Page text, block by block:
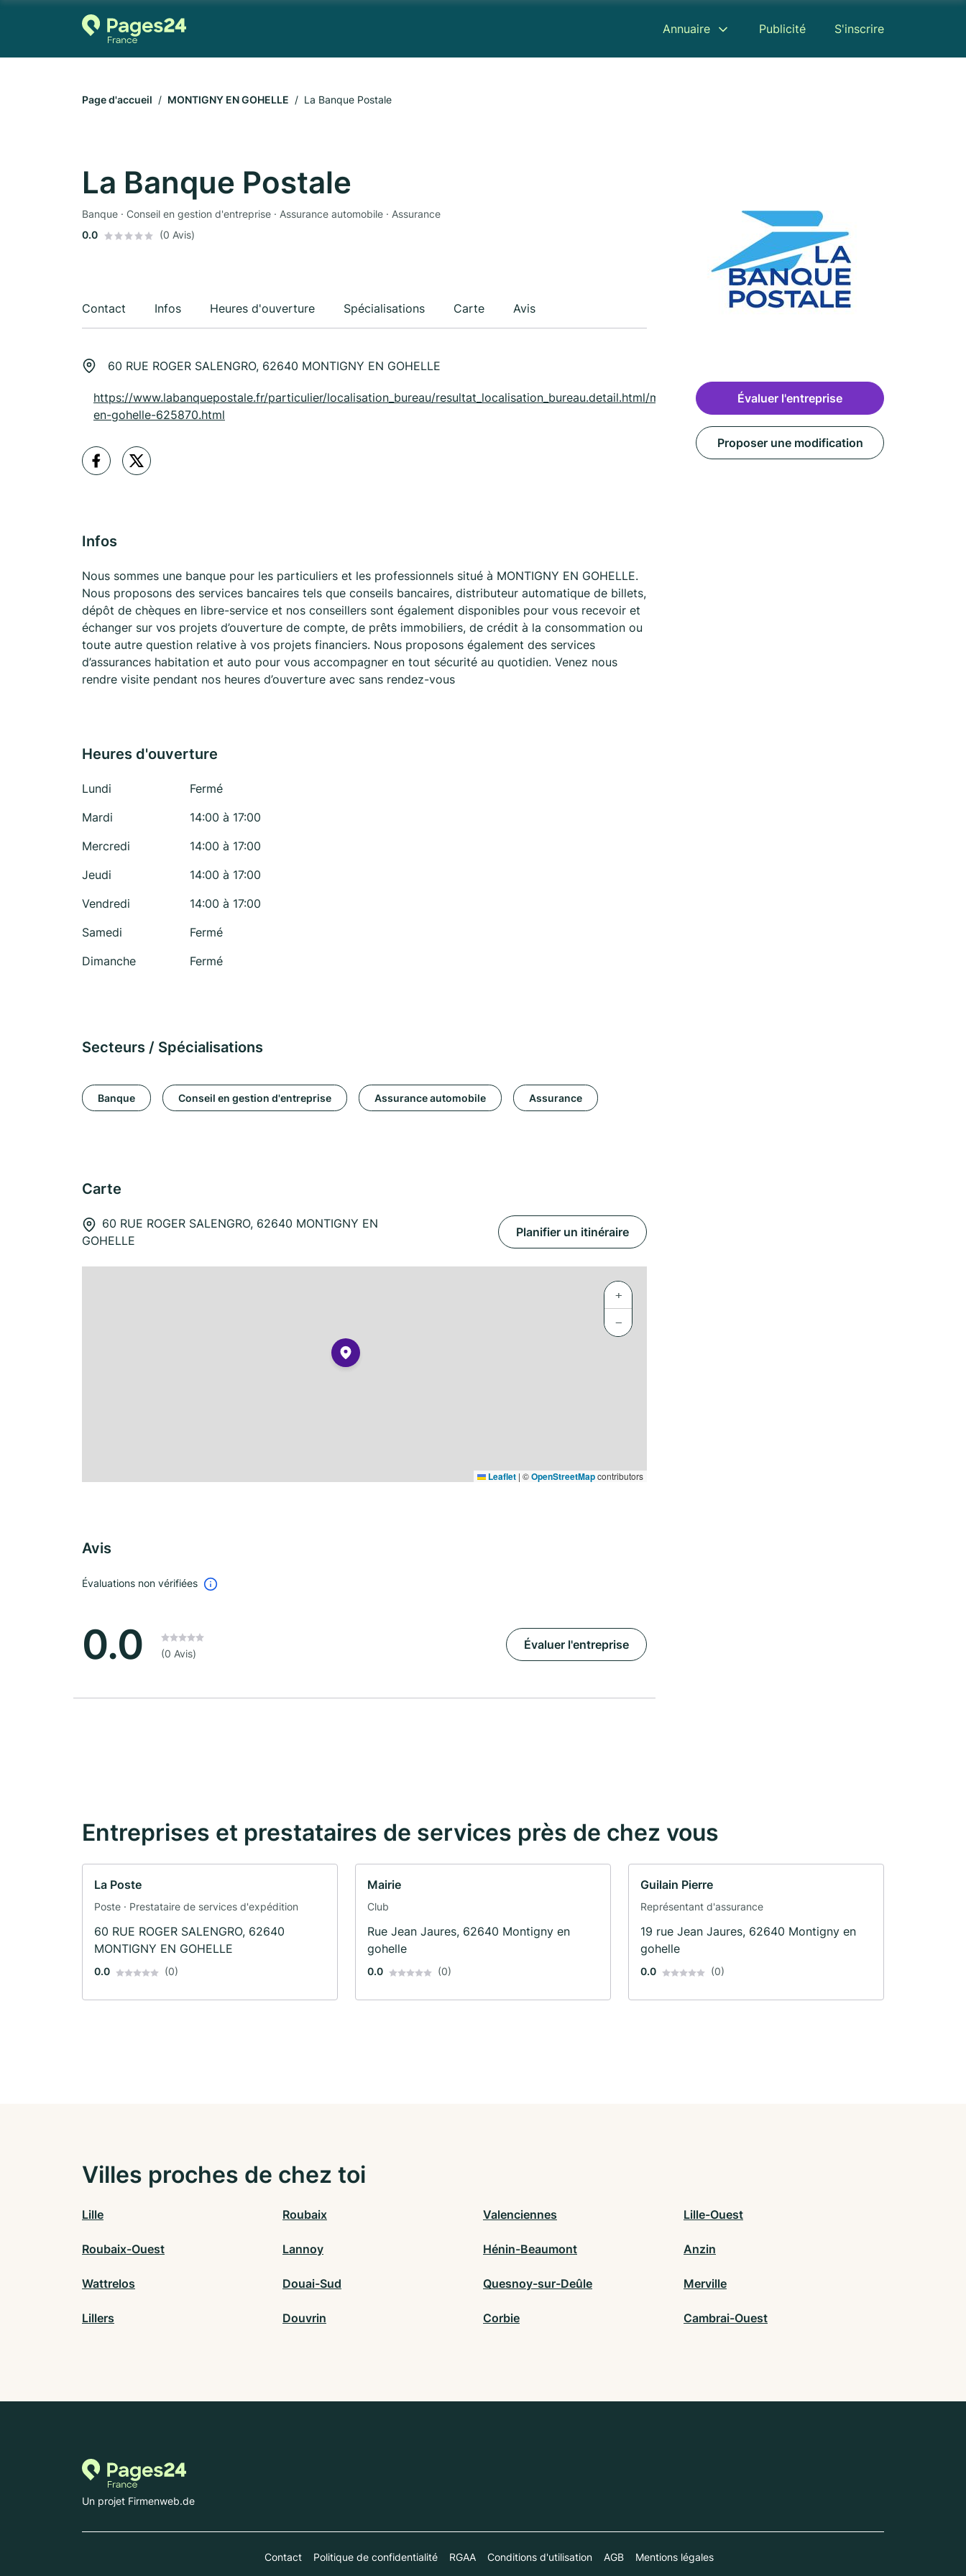
Annuaire Publicité S'inscrire
Page d'accueil MONTIGNY EN GOHELLE La Banque Postale
La Banque Postale
Banque · Conseil en gestion d'entreprise · Assurance automobile · Assurance
0.0
(0 Avis)
Contact Infos Heures d'ouverture Spécialisations Carte Avis
60 RUE ROGER SALENGRO, 62640 MONTIGNY EN GOHELLE
https://www.labanquepostale.fr/particulier/localisation_bureau/resultat_localisation_bureau.detail.html/montigny-
en-gohelle-625870.html
Infos
Nous sommes une banque pour les particuliers et les professionnels situé à MONTIGNY EN GOHELLE.
Nous proposons des services bancaires tels que conseils bancaires, distributeur automatique de billets,
dépôt de chèques en libre-service et nos conseillers sont également disponibles pour vous recevoir et
échanger sur vos projets d’ouverture de compte, de prêts immobiliers, de crédit à la consommation ou
toute autre question relative à vos projets financiers. Nous proposons également des services
d’assurances habitation et auto pour vous accompagner en tout sécurité au quotidien. Venez nous
rendre visite pendant nos heures d’ouverture avec sans rendez-vous
Heures d'ouverture
Lundi
Fermé
Mardi
14:00 à 17:00
Mercredi
14:00 à 17:00
Jeudi
14:00 à 17:00
Vendredi
14:00 à 17:00
Samedi
Fermé
Dimanche
Fermé
Secteurs / Spécialisations
Banque Conseil en gestion d'entreprise Assurance automobile Assurance
Carte
60 RUE ROGER SALENGRO, 62640 MONTIGNY EN
GOHELLE
Planifier un itinéraire
+
−
Leaflet | ©OpenStreetMapcontributors
Avis
Évaluations non vérifiées
0.0 (0 Avis)
Évaluer l'entreprise
Évaluer l'entreprise
Proposer une modification
Entreprises et prestataires de services près de chez vous
La Poste
Poste · Prestataire de services d'expédition
60 RUE ROGER SALENGRO, 62640
MONTIGNY EN GOHELLE
0.0 (0)
Mairie
Club
Rue Jean Jaures, 62640 Montigny en
gohelle
0.0 (0)
Guilain Pierre
Représentant d'assurance
19 rue Jean Jaures, 62640 Montigny en
gohelle
0.0 (0)
Villes proches de chez toi
Lille Roubaix Valenciennes Lille-Ouest
Roubaix-Ouest Lannoy Hénin-Beaumont Anzin
Wattrelos Douai-Sud Quesnoy-sur-Deûle Merville
Lillers Douvrin Corbie Cambrai-Ouest
Un projet Firmenweb.de
Contact Politique de confidentialité RGAA Conditions d'utilisation AGB Mentions légales